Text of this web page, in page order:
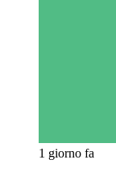
1 giorno fa